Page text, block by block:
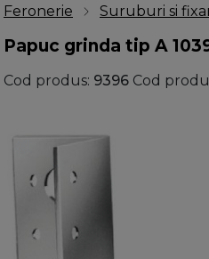
Feronerie Suruburi si
Papuc grinda tip A
Cod produs: 9396 Cod